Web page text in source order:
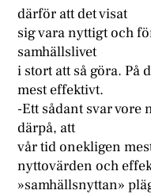
därför att det visat
sig vara nyttigt och
samhällslivet
i stort att så göra. På
mest effektivt.
-Ett sådant svar
därpå, att
vår tid onekligen
nyttovärden och
»samhällsnyttan»